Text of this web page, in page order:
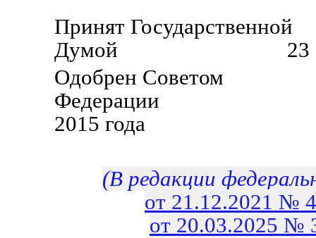
Принят Государственной
Думой 23
Одобрен Советом
Федерации 28
2015 года
(В редакции
от 21.12.2021 №
от 20.03.2025 №